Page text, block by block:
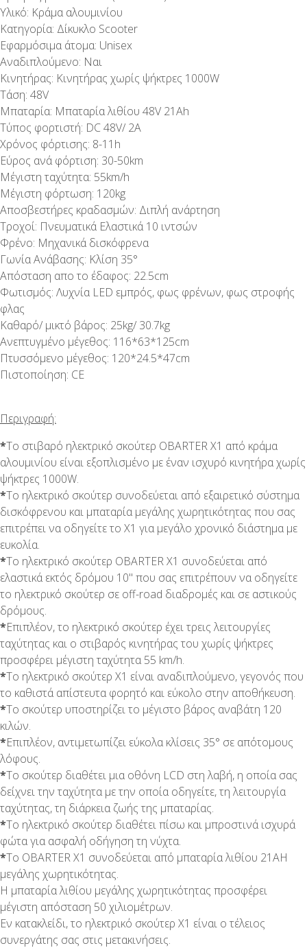
Υλικό: Κράμα αλουμινίου
Κατηγορία: Δίκυκλο Scooter
Εφαρμόσιμα άτομα: Unisex
Αναδιπλούμενο: Ναι
Κινητήρας: Κινητήρας χωρίς ψήκτρες 1000W
Τάση: 48V
Μπαταρία: Μπαταρία λιθίου 48V 21Ah
Τύπος φορτιστή: DC 48V/ 2A
Χρόνος φόρτισης: 8-11h
Εύρος ανά φόρτιση: 30-50km
Μέγιστη ταχύτητα: 55km/h
Μέγιστη φόρτωση: 120kg
Αποσβεστήρες κραδασμών: Διπλή ανάρτηση
Τροχοί: Πνευματικά Ελαστικά 10 ιντσών
Φρένο: Μηχανικά δισκόφρενα
Γωνία Ανάβασης: Κλίση 35°
Απόσταση απο το έδαφος: 22.5cm
Φωτισμός: Λυχνία LED εμπρός, φως φρένων, φως στροφής
φλας
Καθαρό/ μικτό βάρος: 25kg/ 30.7kg
Ανεπτυγμένο μέγεθος: 116*63*125cm
Πτυσσόμενο μέγεθος: 120*24.5*47cm
Πιστοποίηση: CE
Περιγραφή:
*Το στιβαρό ηλεκτρικό σκούτερ OBARTER X1 από κράμα
αλουμινίου είναι εξοπλισμένο με έναν ισχυρό κινητήρα χωρίς
ψήκτρες 1000W.
*Το ηλεκτρικό σκούτερ συνοδεύεται από εξαιρετικό σύστημα
δισκόφρενου και μπαταρία μεγάλης χωρητικότητας που σας
επιτρέπει να οδηγείτε το X1 για μεγάλο χρονικό διάστημα με
ευκολία.
*Το ηλεκτρικό σκούτερ OBARTER X1 συνοδεύεται από
ελαστικά εκτός δρόμου 10" που σας επιτρέπουν να οδηγείτε
το ηλεκτρικό σκούτερ σε off-road διαδρομές και σε αστικούς
δρόμους.
*Επιπλέον, το ηλεκτρικό σκούτερ έχει τρεις λειτουργίες
ταχύτητας και ο στιβαρός κινητήρας του χωρίς ψήκτρες
προσφέρει μέγιστη ταχύτητα 55 km/h.
*Το ηλεκτρικό σκούτερ X1 είναι αναδιπλούμενο, γεγονός που
το καθιστά απίστευτα φορητό και εύκολο στην αποθήκευση.
*Το σκούτερ υποστηρίζει το μέγιστο βάρος αναβάτη 120
κιλών.
*Επιπλέον, αντιμετωπίζει εύκολα κλίσεις 35° σε απότομους
λόφους.
*Το σκούτερ διαθέτει μια οθόνη LCD στη λαβή, η οποία σας
δείχνει την ταχύτητα με την οποία οδηγείτε, τη λειτουργία
ταχύτητας, τη διάρκεια ζωής της μπαταρίας.
*Το ηλεκτρικό σκούτερ διαθέτει πίσω και μπροστινά ισχυρά
φώτα για ασφαλή οδήγηση τη νύχτα.
*Το OBARTER X1 συνοδεύεται από μπαταρία λιθίου 21AH
μεγάλης χωρητικότητας.
Η μπαταρία λιθίου μεγάλης χωρητικότητας προσφέρει
μέγιστη απόσταση 50 χιλιομέτρων.
Εν κατακλείδι, το ηλεκτρικό σκούτερ X1 είναι ο τέλειος
συνεργάτης σας στις μετακινήσεις.